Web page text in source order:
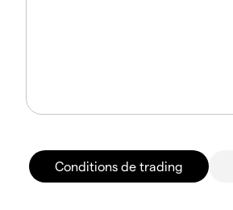
Conditions de trading